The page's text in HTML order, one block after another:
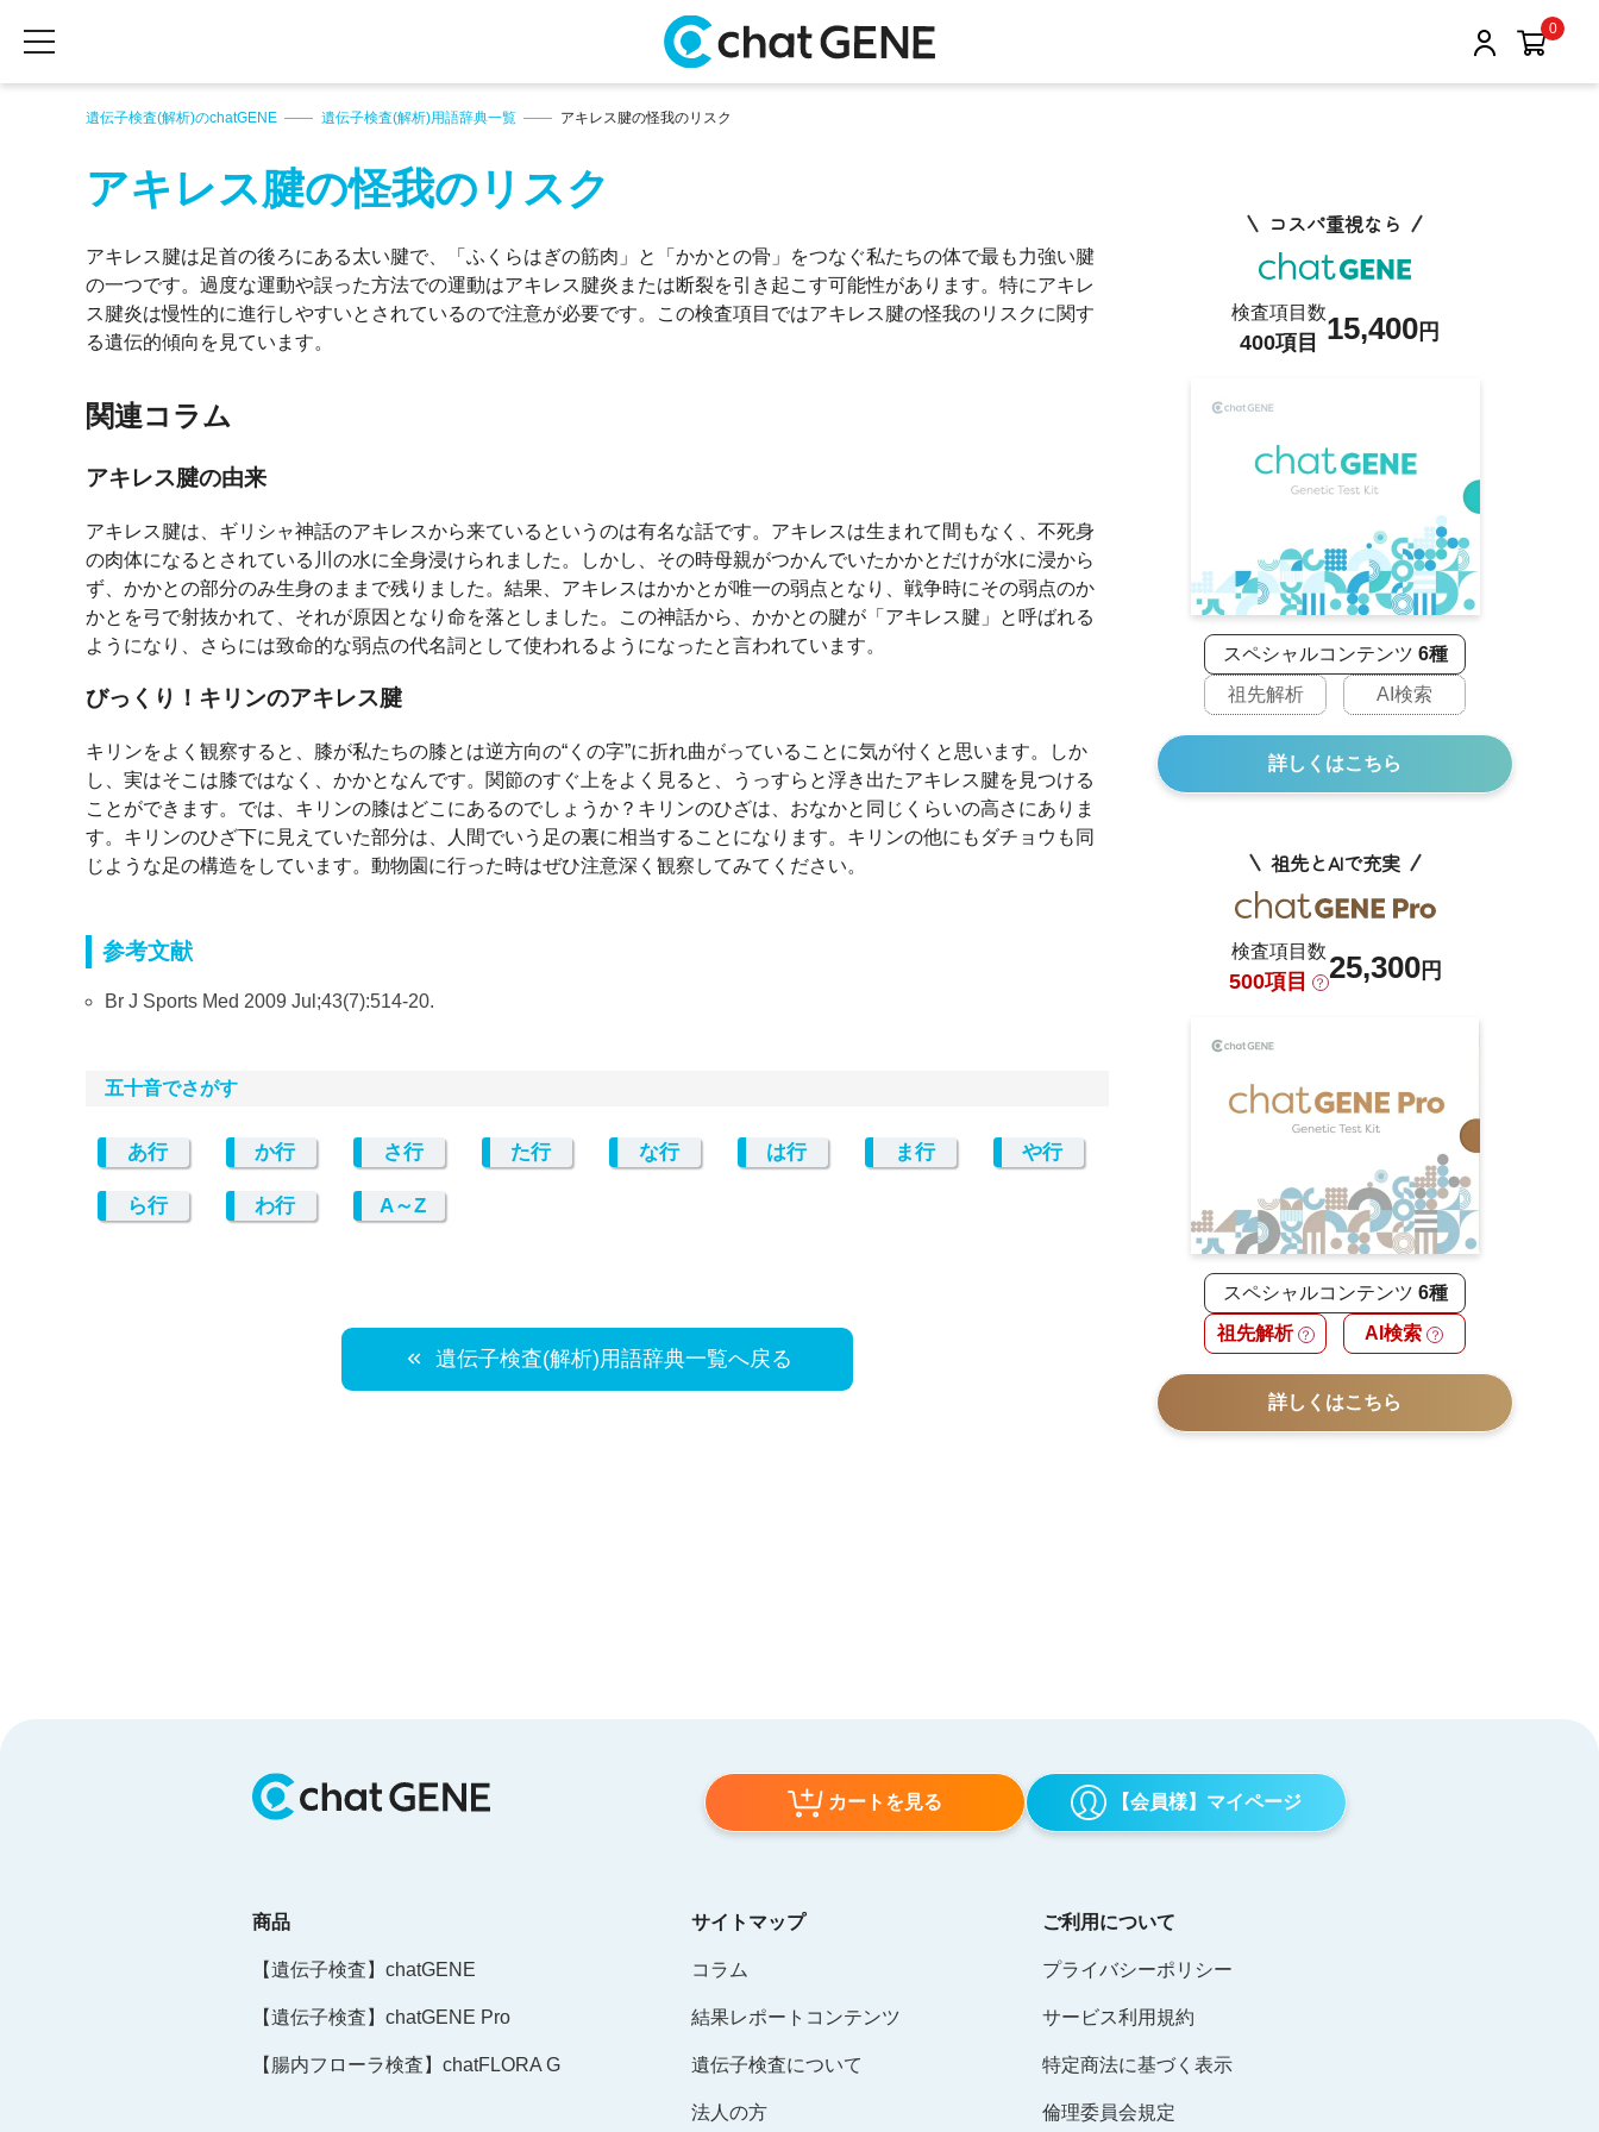
0
遺伝子検査(解析)のchatGENE 遺伝子検査(解析)用語辞典一覧 アキレス腱の怪我のリスク
アキレス腱の怪我のリスク
アキレス腱は足首の後ろにある太い腱で、「ふくらはぎの筋肉」と「かかとの骨」をつなぐ私たちの体で最も力強い腱
の一つです。過度な運動や誤った方法での運動はアキレス腱炎または断裂を引き起こす可能性があります。特にアキレ
ス腱炎は慢性的に進行しやすいとされているので注意が必要です。この検査項目ではアキレス腱の怪我のリスクに関す
る遺伝的傾向を見ています。
関連コラム
アキレス腱の由来
アキレス腱は、ギリシャ神話のアキレスから来ているというのは有名な話です。アキレスは生まれて間もなく、不死身
の肉体になるとされている川の水に全身浸けられました。しかし、その時母親がつかんでいたかかとだけが水に浸から
ず、かかとの部分のみ生身のままで残りました。結果、アキレスはかかとが唯一の弱点となり、戦争時にその弱点のか
かとを弓で射抜かれて、それが原因となり命を落としました。この神話から、かかとの腱が「アキレス腱」と呼ばれる
ようになり、さらには致命的な弱点の代名詞として使われるようになったと言われています。
びっくり！キリンのアキレス腱
キリンをよく観察すると、膝が私たちの膝とは逆方向の“くの字”に折れ曲がっていることに気が付くと思います。しか
し、実はそこは膝ではなく、かかとなんです。関節のすぐ上をよく見ると、うっすらと浮き出たアキレス腱を見つける
ことができます。では、キリンの膝はどこにあるのでしょうか？キリンのひざは、おなかと同じくらいの高さにありま
す。キリンのひざ下に見えていた部分は、人間でいう足の裏に相当することになります。キリンの他にもダチョウも同
じような足の構造をしています。動物園に行った時はぜひ注意深く観察してみてください。
参考文献
Br J Sports Med 2009 Jul;43(7):514-20.
五十音でさがす
あ行 か行 さ行 た行 な行 は行 ま行 や行
ら行 わ行 A～Z
遺伝子検査(解析)用語辞典一覧へ戻る
コスパ重視なら
検査項目数
400項目 15,400円
スペシャルコンテンツ 6種
祖先解析
AI検索
詳しくはこちら
祖先とAIで充実
検査項目数
500項目 ？ 25,300円
スペシャルコンテンツ 6種
祖先解析 ？ AI検索 ？
詳しくはこちら
カートを見る 【会員様】マイページ
商品
【遺伝子検査】chatGENE
【遺伝子検査】chatGENE Pro
【腸内フローラ検査】chatFLORA G
サイトマップ
コラム
結果レポートコンテンツ
遺伝子検査について
法人の方
ご利用について
プライバシーポリシー
サービス利用規約
特定商法に基づく表示
倫理委員会規定